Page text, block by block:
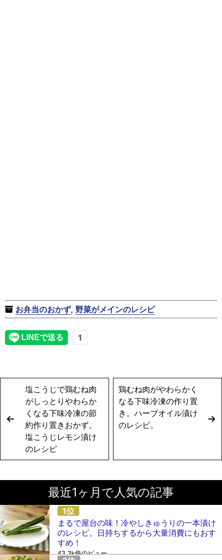
お弁当のおかず, 野菜がメインのレシピ
塩こうじで鶏むね肉
がしっとりやわらか
くなる下味冷凍の節
約作り置きおかず。
塩こうじレモン漬け
のレシピ
鶏むね肉がやわらかく
なる下味冷凍の作り置
き。ハーブオイル漬け
のレシピ。
最近1ヶ月で人気の記事
まるで屋台の味！冷やしきゅうりの一本漬け
のレシピ。日持ちするから大量消費にもおす
すめ！
43.3k件のビュー